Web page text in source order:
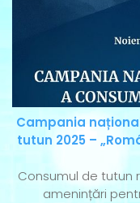
Campania
tutun 2025 –
Consumul de tutun
amenințări